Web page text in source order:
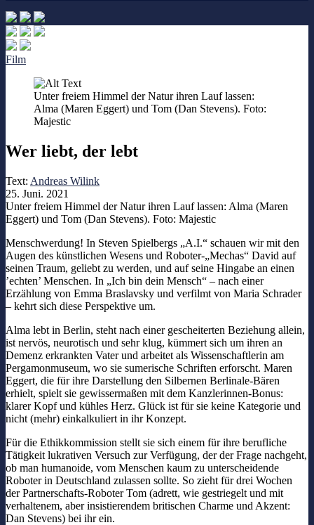
Film
Unter freiem Himmel der Natur ihren Lauf lassen:
Alma (Maren Eggert) und Tom (Dan Stevens). Foto:
Majestic
Wer liebt, der lebt
Text: Andreas Wilink
25. Juni. 2021
Unter freiem Himmel der Natur ihren Lauf lassen: Alma (Maren
Eggert) und Tom (Dan Stevens). Foto: Majestic
Menschwerdung! In Steven Spielbergs „A.I.“ schauen wir mit den
Augen des künstlichen Wesens und Roboter-„Mechas“ David auf
seinen Traum, geliebt zu werden, und auf seine Hingabe an einen
’echten’ Menschen. In „Ich bin dein Mensch“ – nach einer
Erzählung von Emma Braslavsky und verfilmt von Maria Schrader
– kehrt sich diese Perspektive um.
Alma lebt in Berlin, steht nach einer gescheiterten Beziehung allein,
ist nervös, neurotisch und sehr klug, kümmert sich um ihren an
Demenz erkrankten Vater und arbeitet als Wissenschaftlerin am
Pergamonmuseum, wo sie sumerische Schriften erforscht. Maren
Eggert, die für ihre Darstellung den Silbernen Berlinale-Bären
erhielt, spielt sie gewissermaßen mit dem Kanzlerinnen-Bonus:
klarer Kopf und kühles Herz. Glück ist für sie keine Kategorie und
nicht (mehr) einkalkuliert in ihr Konzept.
Für die Ethikkommission stellt sie sich einem für ihre berufliche
Tätigkeit lukrativen Versuch zur Verfügung, der der Frage nachgeht,
ob man humanoide, vom Menschen kaum zu unterscheidende
Roboter in Deutschland zulassen sollte. So zieht für drei Wochen
der Partnerschafts-Roboter Tom (adrett, wie gestriegelt und mit
verhaltenem, aber insistierendem britischen Charme und Akzent:
Dan Stevens) bei ihr ein.